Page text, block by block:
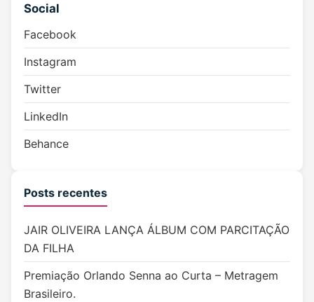
Social
Facebook
Instagram
Twitter
LinkedIn
Behance
Posts recentes
JAIR OLIVEIRA LANÇA ÁLBUM COM PARCITAÇÃO
DA FILHA
Premiação Orlando Senna ao Curta – Metragem
Brasileiro.